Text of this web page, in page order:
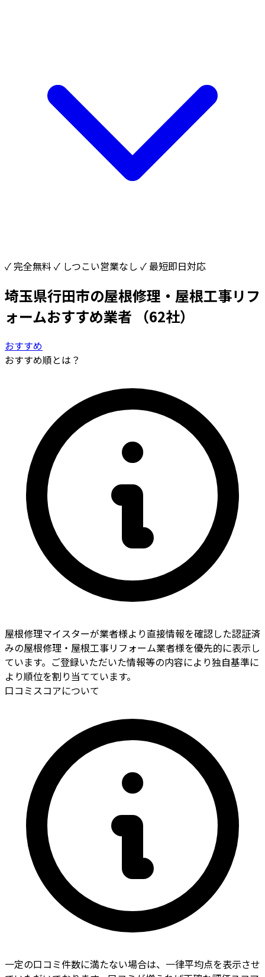
✓ 完全無料 ✓ しつこい営業なし ✓ 最短即日対応
埼玉県行田市の屋根修理・屋根工事リフ
ォームおすすめ業者
（62社）
おすすめ
おすすめ順とは？
屋根修理マイスターが業者様より直接情報を確認した認証済
みの屋根修理・屋根工事リフォーム業者様を優先的に表示し
ています。ご登録いただいた情報等の内容により独自基準に
より順位を割り当てています。
口コミスコアについて
一定の口コミ件数に満たない場合は、一律平均点を表示させ